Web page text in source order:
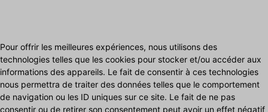
Pour offrir les meilleures expériences, nous utilisons des
technologies telles que les cookies pour stocker et/ou accéder aux
informations des appareils. Le fait de consentir à ces technologies
nous permettra de traiter des données telles que le comportement
de navigation ou les ID uniques sur ce site. Le fait de ne pas
consentir ou de retirer son consentement peut avoir un effet négatif